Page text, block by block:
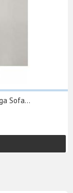
Sofa...